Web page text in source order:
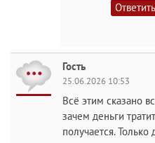
Ответить
Гость
25.06.2026 10:53
Всё этим сказано
зачем деньги
получается.